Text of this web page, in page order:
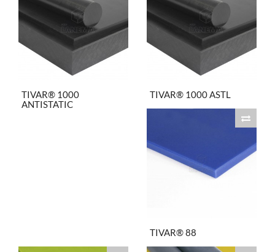
TIVAR® 1000
ANTISTATIC
TIVAR® 1000 ASTL
TIVAR® 88